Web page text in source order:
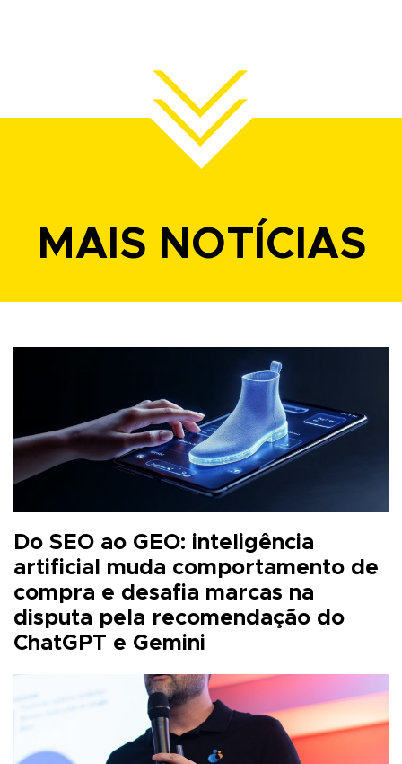
MAIS NOTÍCIAS
Do SEO ao GEO: inteligência
artificial muda comportamento de
compra e desafia marcas na
disputa pela recomendação do
ChatGPT e Gemini